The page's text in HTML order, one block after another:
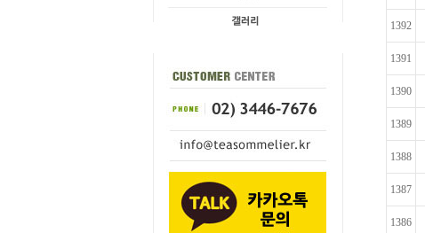
1392
1391
1390
1389
1388
1387
1386